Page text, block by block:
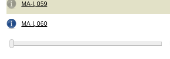
MA-I, 059
MA-I, 060